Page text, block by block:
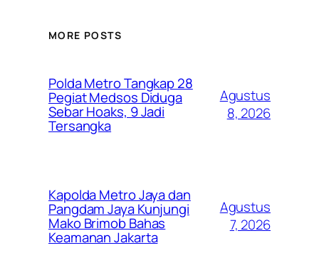
MORE POSTS
Polda Metro Tangkap 28
Pegiat Medsos Diduga
Sebar Hoaks, 9 Jadi
Tersangka
Agustus
8, 2026
Kapolda Metro Jaya dan
Pangdam Jaya Kunjungi
Mako Brimob Bahas
Keamanan Jakarta
Agustus
7, 2026